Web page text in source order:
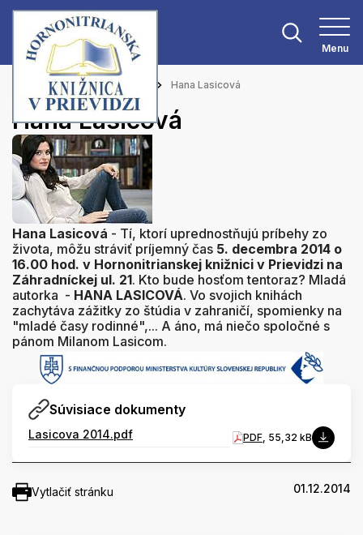
Menu
Hlavná stránka Aktuality Hana Lasicová
Hana Lasicová
Hana Lasicová - Tí, ktorí uprednostňujú príbehy zo
života, môžu stráviť príjemný čas 5. decembra 2014 o
16.00 hod. v Hornonitrianskej knižnici v Prievidzi na
Záhradníckej ul. 21. Kto bude hosťom tentoraz? Mladá
autorka - HANA LASICOVÁ. Vo svojich knihách
zachytáva zážitky zo štúdia v zahraničí, spomienky na
"mladé časy rodinné",... A áno, má niečo spoločné s
pánom Milanom Lasicom.
Súvisiace dokumenty
Lasicova 2014.pdf PDF , 55,32 kB
Vytlačiť stránku 01.12.2014